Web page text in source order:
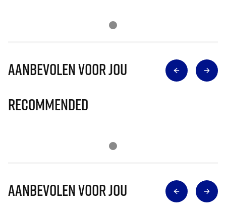
Aanbevolen voor jou
Recommended
Aanbevolen voor jou